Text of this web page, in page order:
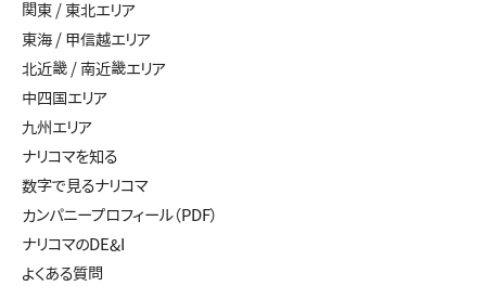
関東 / 東北エリア
東海 / 甲信越エリア
北近畿 / 南近畿エリア
中四国エリア
九州エリア
ナリコマを知る
数字で見るナリコマ
カンパニープロフィール（PDF）
ナリコマのDE&I
よくある質問